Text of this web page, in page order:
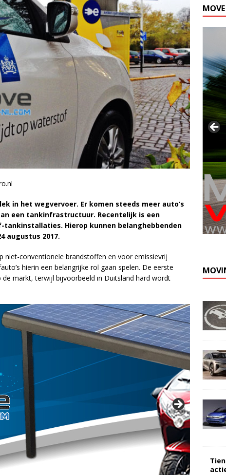
in het wegvervoer. Er komen steeds meer auto’s
een tankinfrastructuur. Recentelijk is een
Hierop kunnen belanghebbenden
augustus 2017.
niet-conventionele brandstoffen en voor emissievrij
hierin een belangrijke rol gaan spelen. De eerste
markt, terwijl bijvoorbeeld in Duitsland hard wordt